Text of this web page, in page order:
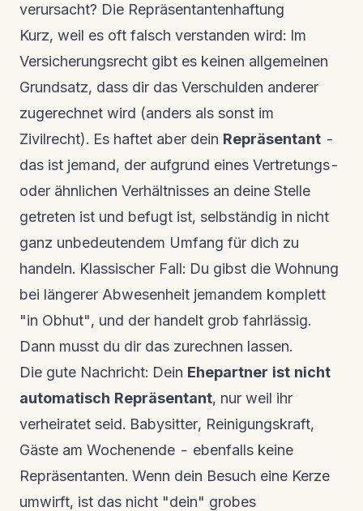
verursacht? Die Repräsentantenhaftung
Kurz, weil es oft falsch verstanden wird: Im
Versicherungsrecht gibt es keinen allgemeinen
Grundsatz, dass dir das Verschulden anderer
zugerechnet wird (anders als sonst im
Zivilrecht). Es haftet aber dein Repräsentant -
das ist jemand, der aufgrund eines Vertretungs-
oder ähnlichen Verhältnisses an deine Stelle
getreten ist und befugt ist, selbständig in nicht
ganz unbedeutendem Umfang für dich zu
handeln. Klassischer Fall: Du gibst die Wohnung
bei längerer Abwesenheit jemandem komplett
"in Obhut", und der handelt grob fahrlässig.
Dann musst du dir das zurechnen lassen.
Die gute Nachricht: Dein Ehepartner ist nicht
automatisch Repräsentant, nur weil ihr
verheiratet seid. Babysitter, Reinigungskraft,
Gäste am Wochenende - ebenfalls keine
Repräsentanten. Wenn dein Besuch eine Kerze
umwirft, ist das nicht "dein" grobes